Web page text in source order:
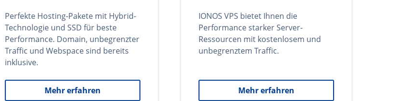
Perfekte Hosting-Pakete mit Hybrid-
Technologie und SSD für beste
Performance. Domain, unbegrenzter
Traffic und Webspace sind bereits
inklusive.
Mehr erfahren
IONOS VPS bietet Ihnen die
Performance starker Server-
Ressourcen mit kostenlosem und
unbegrenztem Traffic.
Mehr erfahren